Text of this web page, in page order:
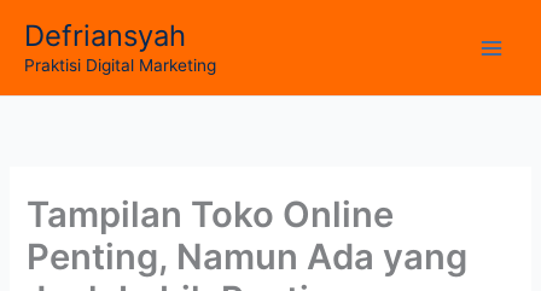
content
Defriansyah
Praktisi Digital Marketing
Tampilan Toko Online
Penting, Namun Ada yang